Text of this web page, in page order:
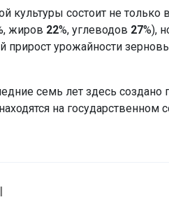
культуры состоит не только
жиров 22%, углеводов 27%),
урожайности
семь лет здесь создано
на государственном